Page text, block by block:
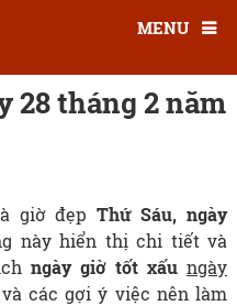
MENU
28 tháng 2 năm
giờ đẹp Thứ Sáu, ngày
này hiển thị chi tiết và
ngày giờ tốt xấu ngày
các gợi ý việc nên làm